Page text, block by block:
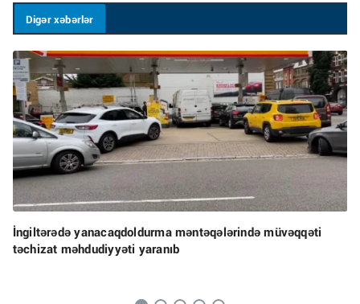
Digər xəbərlər
İngiltərədə yanacaqdoldurma məntəqələrində müvəqqəti
təchizat məhdudiyyəti yaranıb